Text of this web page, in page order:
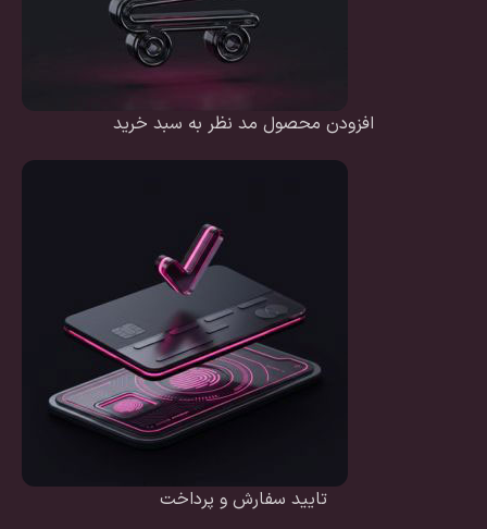
افزودن محصول مد نظر به سبد خرید
تایید سفارش و پرداخت